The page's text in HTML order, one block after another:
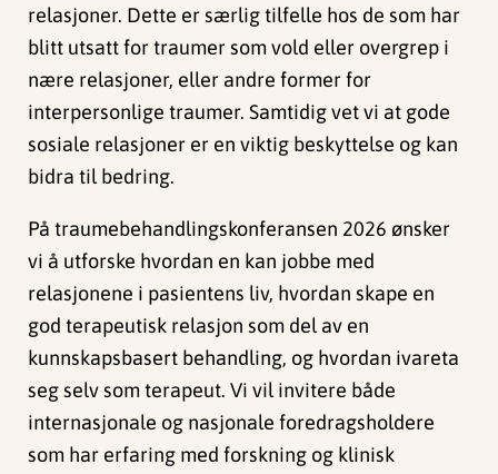
relasjoner. Dette er særlig tilfelle hos de som har
blitt utsatt for traumer som vold eller overgrep i
nære relasjoner, eller andre former for
interpersonlige traumer. Samtidig vet vi at gode
sosiale relasjoner er en viktig beskyttelse og kan
bidra til bedring.
På traumebehandlingskonferansen 2026 ønsker
vi å utforske hvordan en kan jobbe med
relasjonene i pasientens liv, hvordan skape en
god terapeutisk relasjon som del av en
kunnskapsbasert behandling, og hvordan ivareta
seg selv som terapeut. Vi vil invitere både
internasjonale og nasjonale foredragsholdere
som har erfaring med forskning og klinisk